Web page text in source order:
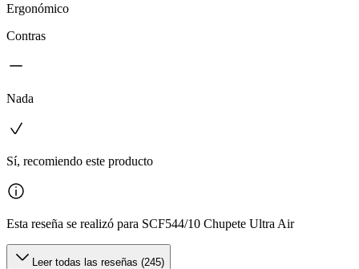
Ergonómico
Contras
Nada
Sí, recomiendo este producto
Esta reseña se realizó para SCF544/10 Chupete Ultra Air
Leer todas las reseñas (245)